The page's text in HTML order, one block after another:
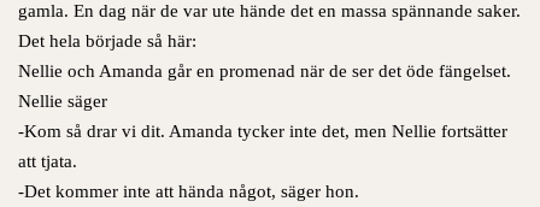
gamla. En dag när de var ute hände det en massa spännande saker.
Det hela började så här:
Nellie och Amanda går en promenad när de ser det öde fängelset.
Nellie säger
-Kom så drar vi dit. Amanda tycker inte det, men Nellie fortsätter
att tjata.
-Det kommer inte att hända något, säger hon.